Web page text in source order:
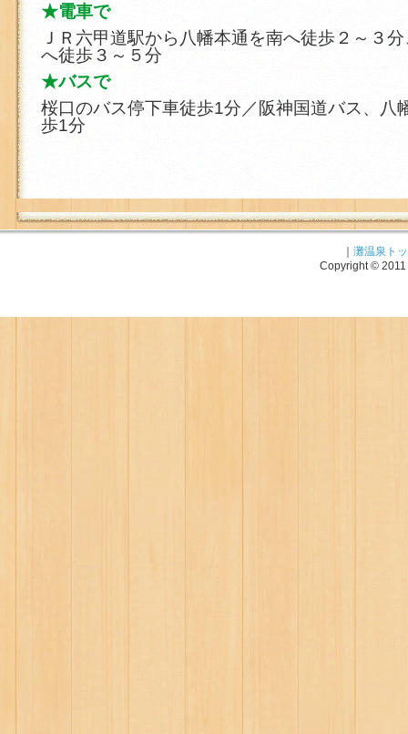
★電車で
ＪＲ六甲道駅から八幡本通を南へ徒歩２～３
へ徒歩３～５分
★バスで
桜口のバス停下車徒歩1分／阪神国道バス、八
歩1分
灘温泉ト
Copyright ©